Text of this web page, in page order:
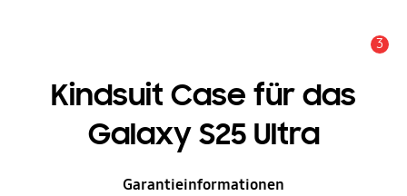
3
Kindsuit Case für das
Galaxy S25 Ultra
Garantieinformationen